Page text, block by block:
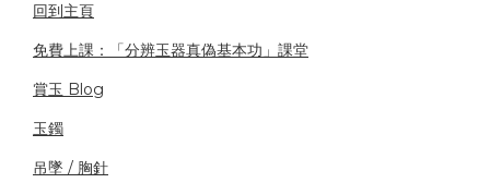
回到主頁
免費上課：「分辨玉器真偽基本功」課堂
賞玉 Blog
玉鐲
吊墜 / 胸針